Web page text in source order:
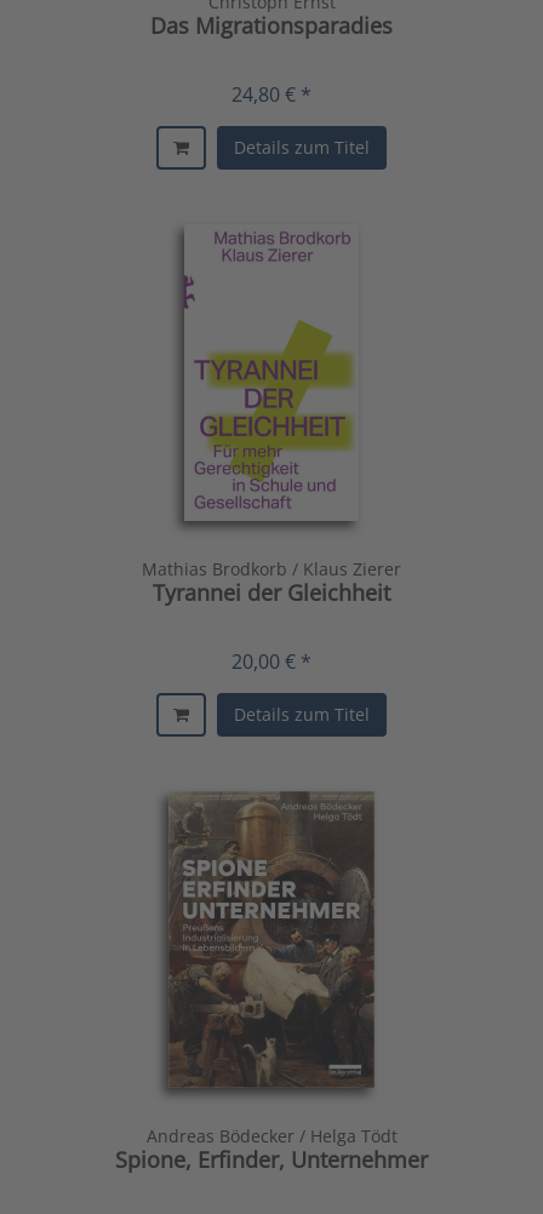
Das Migrationsparadies
24,80 € *
Details zum Titel
Mathias Brodkorb / Klaus Zierer
Tyrannei der Gleichheit
20,00 € *
Details zum Titel
Andreas Bödecker / Helga Tödt
Spione, Erfinder, Unternehmer